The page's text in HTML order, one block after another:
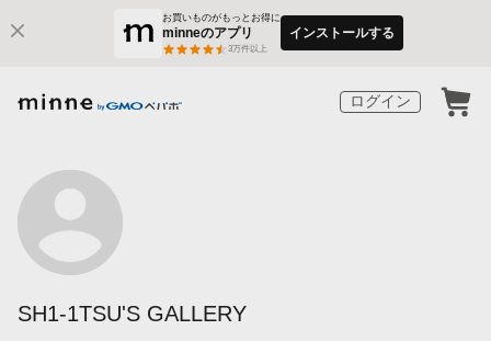
お買いものがもっとお得に
minneのアプリ
3万件以上
インストールする
ログイン
SH1-1TSU'S GALLERY